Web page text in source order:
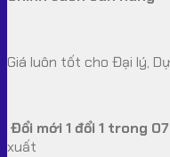
Giá luôn tốt cho Đại lý,
Đổi mới 1 đổi 1 trong
xuất